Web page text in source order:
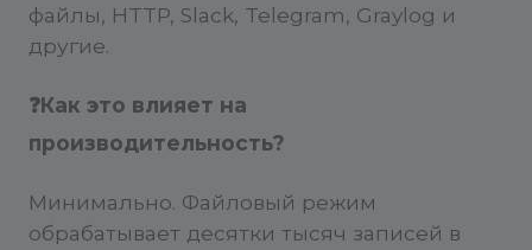
файлы, HTTP, Slack, Telegram, Graylog и
другие.
❓Как это влияет на
производительность?
Минимально. Файловый режим
обрабатывает десятки тысяч записей в